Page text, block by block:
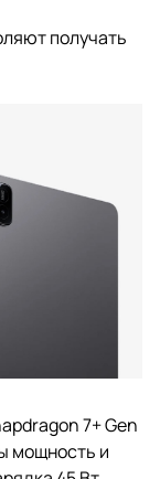
получать
7+ Gen
мощность и